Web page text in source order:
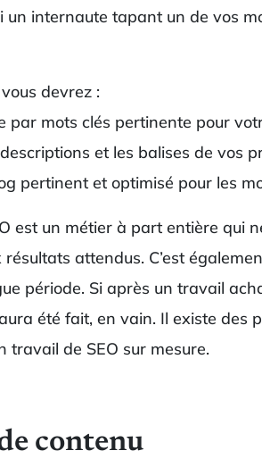
internaute tapant un de vos
devrez :
par mots clés pertinente pour
et les balises de vos
pertinent et optimisé pour les
est un métier à part entière qui
attendus. C’est
période. Si après un travail
été fait, en vain. Il existe des
travail de SEO sur mesure.
contenu